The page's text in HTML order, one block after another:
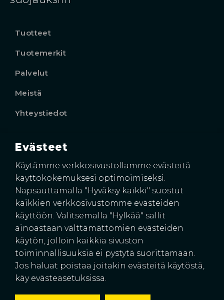
Tuotteet
Tuotemerkit
Palvelut
Meistä
Yhteystiedot
Käyntiosoite
Harkkoraudantie 4
00700 HELSINKI
© 2026 Suomen Rakennussuojat Oy
Evästeet
Käytämme verkkosivustollamme evästeitä
käyttökokemuksesi optimoimiseksi.
Napsauttamalla "Hyväksy kaikki" suostut
kaikkien verkkosivustomme evästeiden
käyttöön. Valitsemalla "Hylkää" sallit
ainoastaan välttämättömien evästeiden
käytön, jolloin kaikkia sivuston
toiminnallisuuksia ei pystytä suorittamaan.
Jos haluat poistaa joitakin evästeitä käytöstä,
käy evästeasetuksissa.